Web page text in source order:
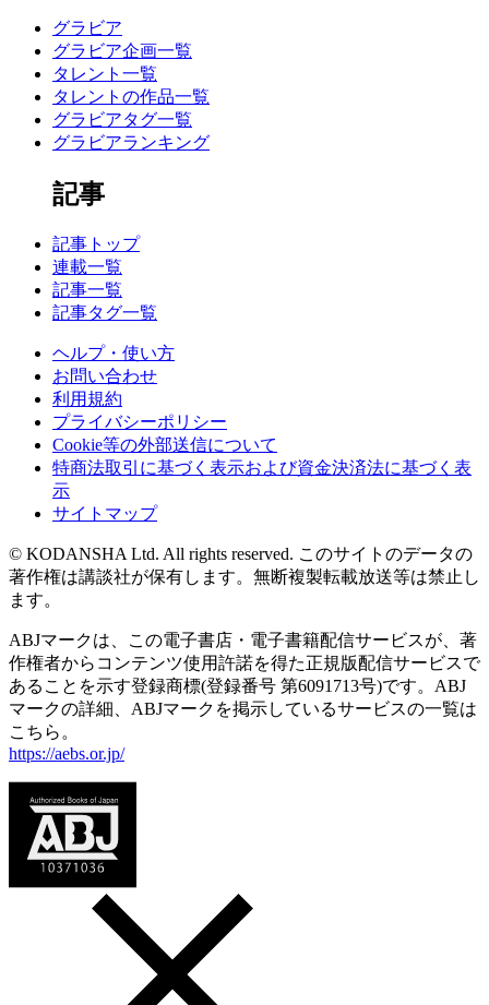
グラビア
グラビア企画一覧
タレント一覧
タレントの作品一覧
グラビアタグ一覧
グラビアランキング
記事
記事トップ
連載一覧
記事一覧
記事タグ一覧
ヘルプ・使い方
お問い合わせ
利用規約
プライバシーポリシー
Cookie等の外部送信について
特商法取引に基づく表示および資金決済法に基づく表
示
サイトマップ
© KODANSHA Ltd. All rights reserved. このサイトのデータの
著作権は講談社が保有します。無断複製転載放送等は禁止し
ます。
ABJマークは、この電子書店・電子書籍配信サービスが、著
作権者からコンテンツ使用許諾を得た正規版配信サービスで
あることを示す登録商標(登録番号 第6091713号)です。ABJ
マークの詳細、ABJマークを掲示しているサービスの一覧は
こちら。
https://aebs.or.jp/